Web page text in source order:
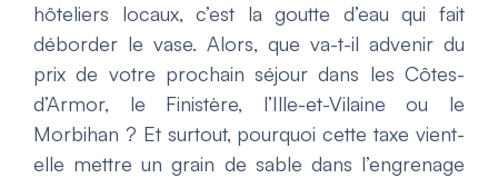
hôteliers locaux, c’est la goutte d’eau qui fait
déborder le vase. Alors, que va-t-il advenir du
prix de votre prochain séjour dans les Côtes-
d’Armor, le Finistère, l’Ille-et-Vilaine ou le
Morbihan ? Et surtout, pourquoi cette taxe vient-
elle mettre un grain de sable dans l’engrenage